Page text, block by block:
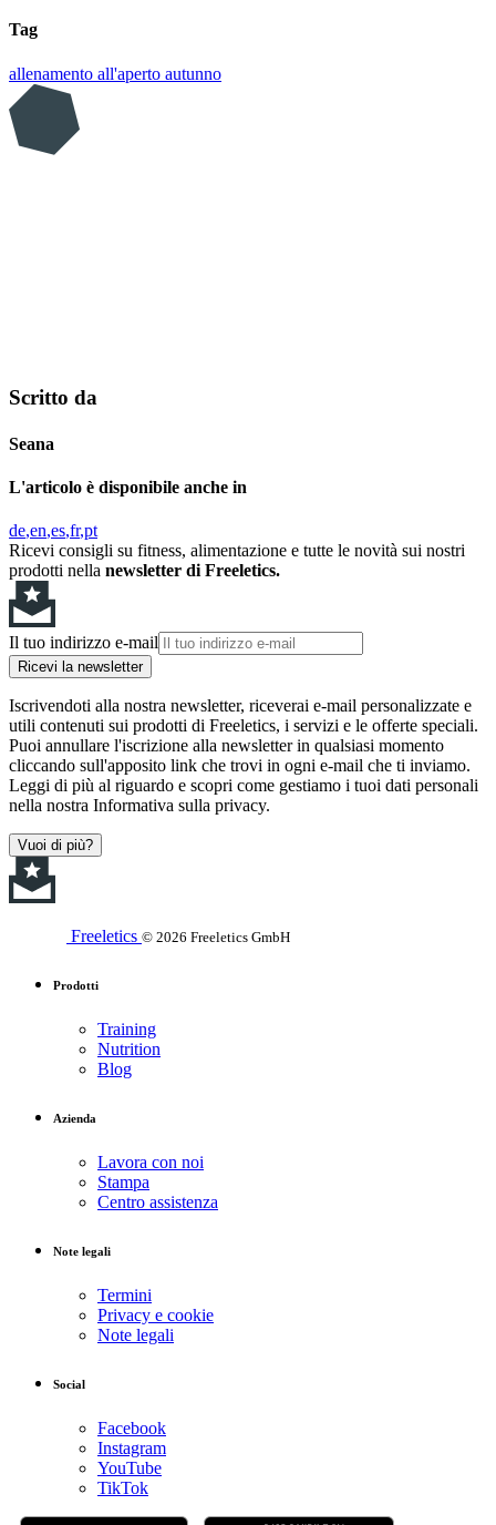
Tag
allenamento all'aperto autunno
Scritto da
Seana
L'articolo è disponibile anche in
de en es fr pt
Ricevi consigli su fitness, alimentazione e tutte le novità sui nostri
prodotti nella newsletter di Freeletics.
Il tuo indirizzo e-mail
Ricevi la newsletter
Iscrivendoti alla nostra newsletter, riceverai e-mail personalizzate e
utili contenuti sui prodotti di Freeletics, i servizi e le offerte speciali.
Puoi annullare l'iscrizione alla newsletter in qualsiasi momento
cliccando sull'apposito link che trovi in ogni e-mail che ti inviamo.
Leggi di più al riguardo e scopri come gestiamo i tuoi dati personali
nella nostra Informativa sulla privacy.
Vuoi di più?
Freeletics © 2026 Freeletics GmbH
Prodotti
Training
Nutrition
Blog
Azienda
Lavora con noi
Stampa
Centro assistenza
Note legali
Termini
Privacy e cookie
Note legali
Social
Facebook
Instagram
YouTube
TikTok